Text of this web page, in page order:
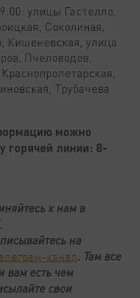
улицы Гастелло,
Соколиная,
Кишеневская, улица
Пчеловодов,
Трубачева
можно
горячей линии: 8-
к нам в
,
на
канал. Там все
вам есть чем
свои